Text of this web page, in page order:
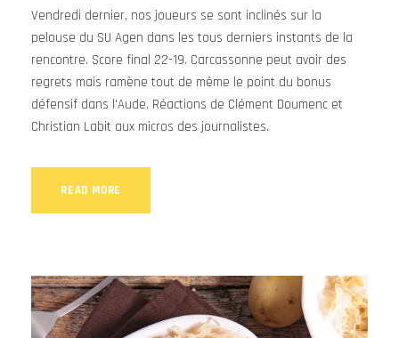
Vendredi dernier, nos joueurs se sont inclinés sur la
pelouse du SU Agen dans les tous derniers instants de la
rencontre. Score final 22-19. Carcassonne peut avoir des
regrets mais ramène tout de même le point du bonus
défensif dans l'Aude. Réactions de Clément Doumenc et
Christian Labit aux micros des journalistes.
READ MORE